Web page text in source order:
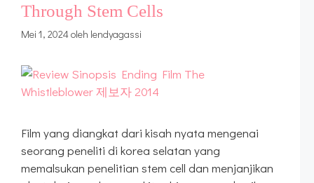
Through Stem Cells
Mei 1, 2024oleh lendyagassi
Film yang diangkat dari kisah nyata mengenai
seorang peneliti di korea selatan yang
memalsukan penelitian stem cell dan menjanjikan